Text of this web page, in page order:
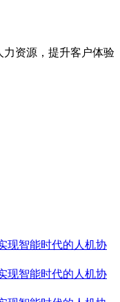
资源，提升客户体验